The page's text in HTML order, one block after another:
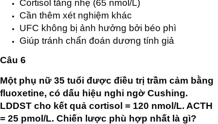
Cortisol tăng nhẹ (65 nmol/L)
Cần thêm xét nghiệm khác
UFC không bị ảnh hưởng bởi béo phì
Giúp tránh chẩn đoán dương tính giả
Câu 6
Một phụ nữ 35 tuổi được điều trị trầm cảm bằng
fluoxetine, có dấu hiệu nghi ngờ Cushing.
LDDST cho kết quả cortisol = 120 nmol/L. ACTH
= 25 pmol/L. Chiến lược phù hợp nhất là gì?